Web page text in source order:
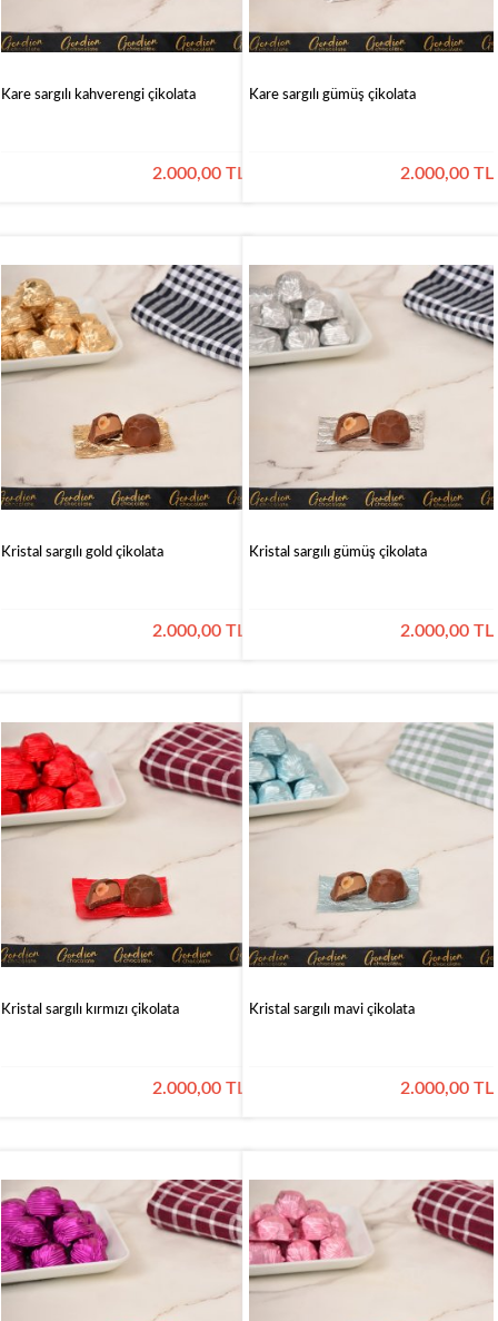
Kare sargılı kahverengi çikolata
2.000,00 TL
Kare sargılı gümüş çikolata
2.000,00 TL
Kristal sargılı gold çikolata
2.000,00 TL
Kristal sargılı gümüş çikolata
2.000,00 TL
Kristal sargılı kırmızı çikolata
2.000,00 TL
Kristal sargılı mavi çikolata
2.000,00 TL